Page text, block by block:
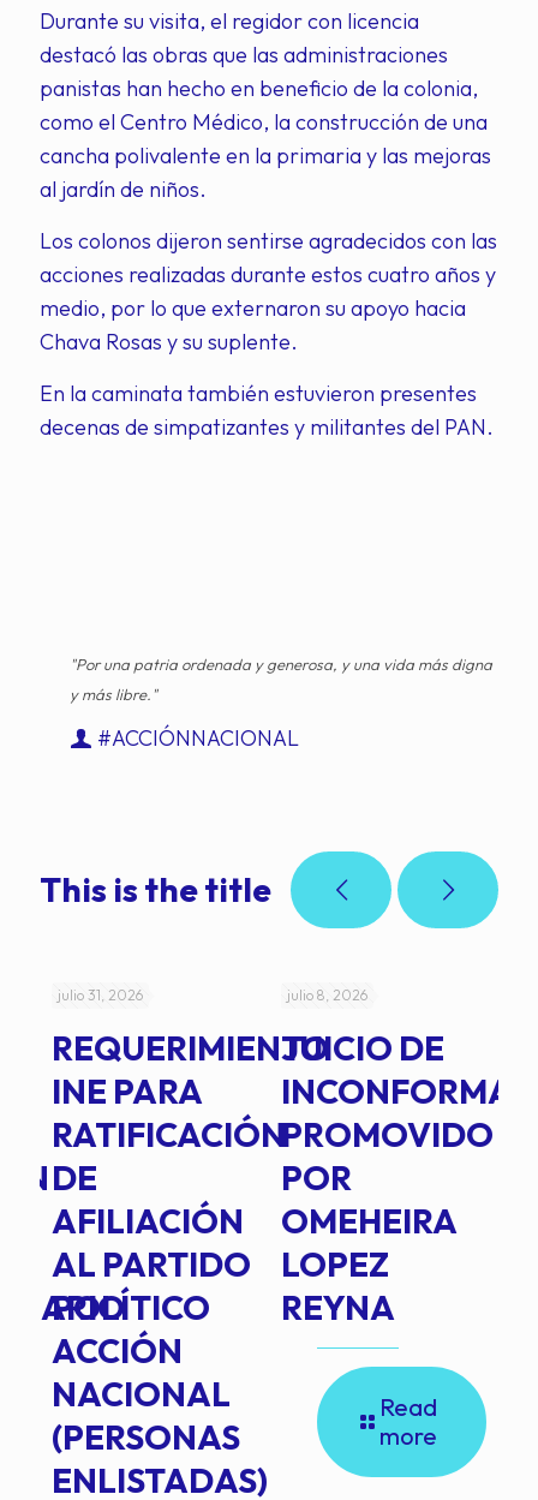
Durante su visita, el regidor con licencia
destacó las obras que las administraciones
panistas han hecho en beneficio de la colonia,
como el Centro Médico, la construcción de una
cancha polivalente en la primaria y las mejoras
al jardín de niños.
Los colonos dijeron sentirse agradecidos con las
acciones realizadas durante estos cuatro años y
medio, por lo que externaron su apoyo hacia
Chava Rosas y su suplente.
En la caminata también estuvieron presentes
decenas de simpatizantes y militantes del PAN.
"Por una patria ordenada y generosa, y una vida más digna
y más libre."
#ACCIÓNNACIONAL
This is the title
julio 31, 2026
REQUERIMIENTO
INE PARA
RATIFICACIÓN
DE
AFILIACIÓN
AL PARTIDO
POLÍTICO
ACCIÓN
NACIONAL
(PERSONAS
ENLISTADAS)
julio 8, 2026
JUICIO DE
INCONFORMAD
PROMOVIDO
POR
OMEHEIRA
LOPEZ
REYNA
Read
more